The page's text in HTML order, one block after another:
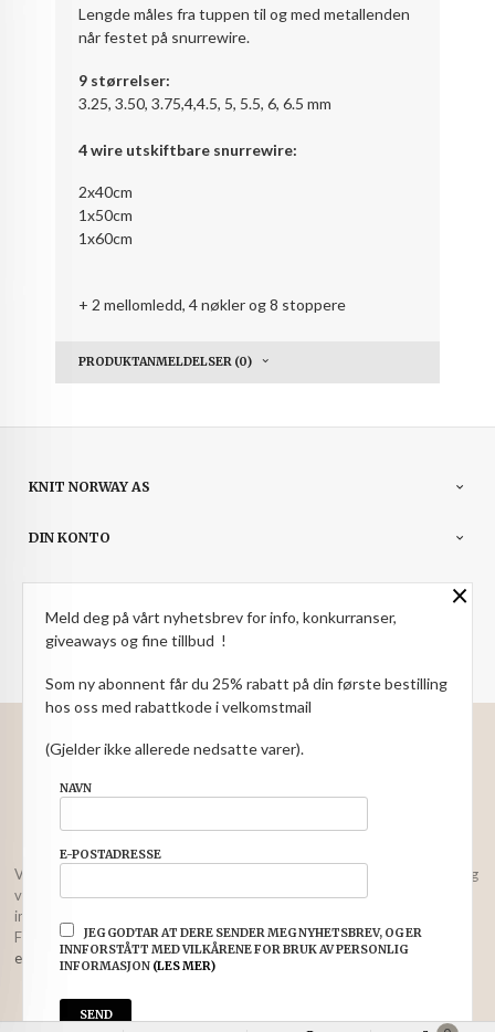
Lengde måles fra tuppen til og med metallenden
når festet på snurrewire.
9 størrelser:
3.25, 3.50, 3.75,4,4.5, 5, 5.5, 6, 6.5 mm
4 wire utskiftbare snurrewire:
2x40cm
1x50cm
1x60cm
+ 2 mellomledd, 4 nøkler og 8 stoppere
PRODUKTANMELDELSER (0)
KNIT NORWAY AS
DIN KONTO
NYHETSBREV
PARTNERE
Valuta
FRAKT
Vår nettbutikk bruker cookies slik at du får en bedre kjøpsopplevelse og
vi kan yte deg bedre service. Vi bruker cookies hovedsaklig til å lagre
innloggingsdetaljer og huske hva du har puttet i handlekurven din.
Fortsett å bruke siden som normalt om du godtar dette.Les mer
endre innstillinger for cookies.
×
Meld deg på vårt nyhetsbrev for info, konkurranser,
giveaways og fine tillbud !
Som ny abonnent får du 25% rabatt på din første bestilling
hos oss med rabattkode i velkomstmail
(Gjelder ikke allerede nedsatte varer).
NAVN
E-POSTADRESSE
JEG GODTAR AT DERE SENDER MEG NYHETSBREV, OG ER
INNFORSTÅTT MED VILKÅRENE FOR BRUK AV PERSONLIG
INFORMASJON (LES MER)